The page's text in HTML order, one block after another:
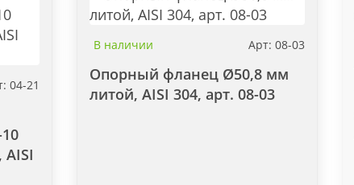
04-21
В наличии Арт: 08-03
Опорный фланец Ø50,8 мм
литой, AISI 304, арт. 08-03